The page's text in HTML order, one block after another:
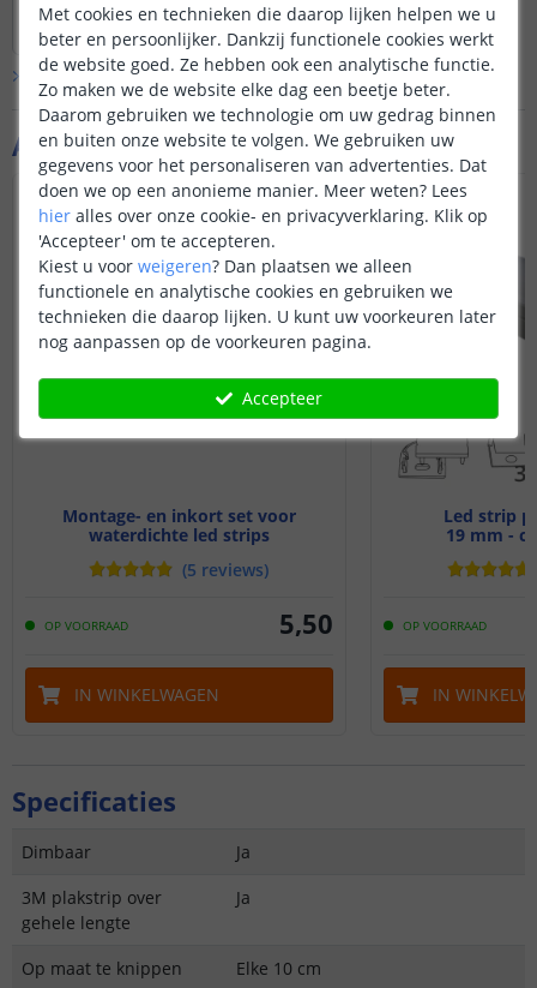
Aanvullende producten
Montage- en inkort set voor
waterdichte led strips
(5 reviews)
OP VOORRAAD 5,50
IN WINKELWAGEN
Led strip
19 mm -
OP VOORRAAD
IN
gebruiken in combinatie met onze
nieuwe 24 volt aquarium strips.
Natuurlijk willen we u wel graag
hiermee helpen. Neem daarom even
contact op met de klantenservice. Zij
zullen met u een oplossing zoeken.
Bekijk hele antwoord
Bekijk alle Vraag & antwoord
Specificaties
Dimbaar
Ja
3M plakstrip over
gehele lengte
Ja
Op maat te knippen
Elke 10 cm
Met cookies en technieken die daarop lijken helpen we u
beter en persoonlijker. Dankzij functionele cookies werkt
de website goed. Ze hebben ook een analytische functie.
Zo maken we de website elke dag een beetje beter.
Daarom gebruiken we technologie om uw gedrag binnen
en buiten onze website te volgen. We gebruiken uw
gegevens voor het personaliseren van advertenties. Dat
doen we op een anonieme manier. Meer weten? Lees
hier alles over onze cookie- en privacyverklaring. Klik op
'Accepteer' om te accepteren.
Kiest u voor weigeren? Dan plaatsen we alleen
functionele en analytische cookies en gebruiken we
technieken die daarop lijken. U kunt uw voorkeuren later
nog aanpassen op de voorkeuren pagina.
Accepteer